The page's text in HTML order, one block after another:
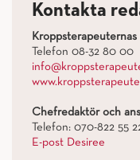
Kontakta
Telefon 08-32 80 00
Chefredaktör och
Telefon: 070-822 55
E-post Desiree